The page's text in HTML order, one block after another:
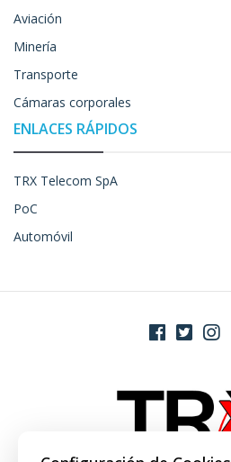
Aviación
Minería
Transporte
Cámaras corporales
ENLACES RÁPIDOS
TRX Telecom SpA
PoC
Automóvil